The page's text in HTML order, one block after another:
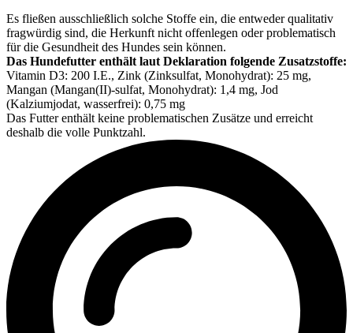
Es fließen ausschließlich solche Stoffe ein, die entweder qualitativ
fragwürdig sind, die Herkunft nicht offenlegen oder problematisch
für die Gesundheit des Hundes sein können.
Das Hundefutter enthält laut Deklaration folgende Zusatzstoffe:
Vitamin D3: 200 I.E., Zink (Zinksulfat, Monohydrat): 25 mg,
Mangan (Mangan(II)-sulfat, Monohydrat): 1,4 mg, Jod
(Kalziumjodat, wasserfrei): 0,75 mg
Das Futter enthält keine problematischen Zusätze und erreicht
deshalb die volle Punktzahl.